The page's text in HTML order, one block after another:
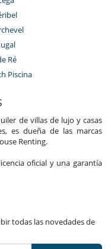
Ré
Piscina
de villas de lujo y casas
es dueña de las marcas
Renting.
oficial y una garantía
todas las novedades de